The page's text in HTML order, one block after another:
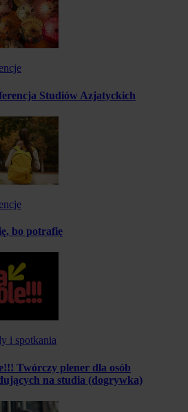
Studiów Azjatyckich
bo potrafię
i spotkania
Twórczy plener dla osób
na studia (dogrywka)